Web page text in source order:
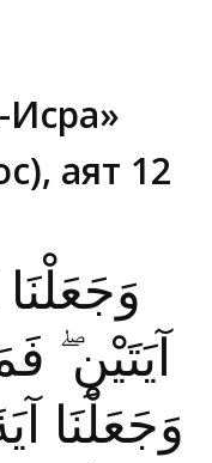
Исра»
аят 12
وَجَعَلْنَا
آيَتَيْنِ
وَجَعَلْنَا